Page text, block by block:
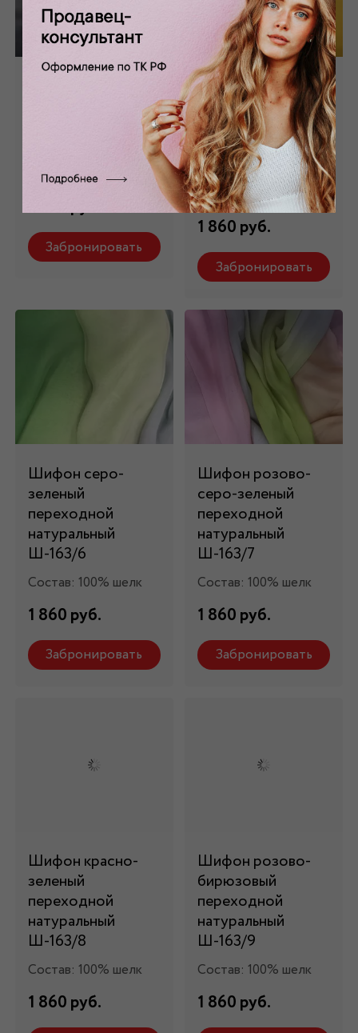
серый переходной
Состав: 100% шелк
1 860 руб.
Забронировать
Шифон желто-
зеленый
переходной
натуральный
Ш-163/5
Состав: 100% шелк
1 860 руб.
Забронировать
Шифон серо-
зеленый
переходной
натуральный
Ш-163/6
Состав: 100% шелк
1 860 руб.
Забронировать
Шифон розово-
серо-зеленый
переходной
натуральный
Ш-163/7
Состав: 100% шелк
1 860 руб.
Забронировать
Шифон красно-
зеленый
переходной
натуральный
Ш-163/8
Состав: 100% шелк
1 860 руб.
Шифон розово-
бирюзовый
переходной
натуральный
Ш-163/9
Состав: 100% шелк
1 860 руб.